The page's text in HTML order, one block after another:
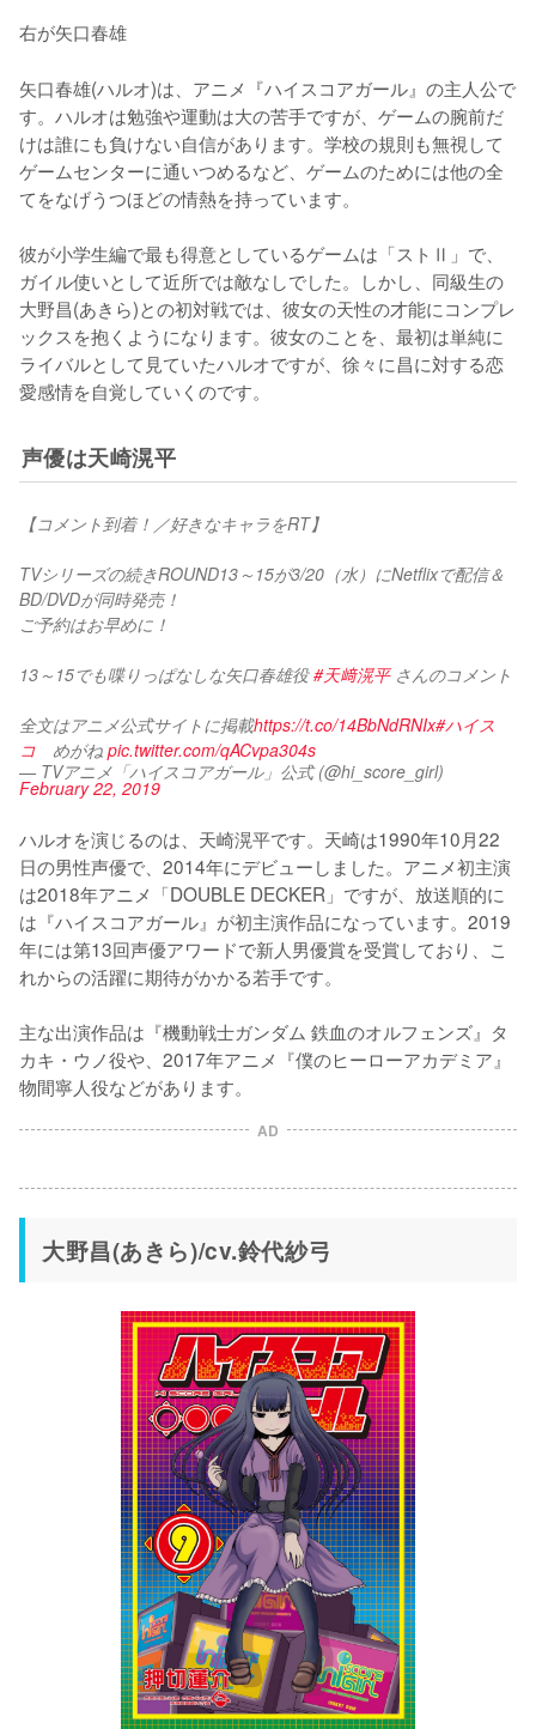
右が矢口春雄
矢口春雄(ハルオ)は、アニメ『ハイスコアガール』の主人公で
す。ハルオは勉強や運動は大の苦手ですが、ゲームの腕前だ
けは誰にも負けない自信があります。学校の規則も無視して
ゲームセンターに通いつめるなど、ゲームのためには他の全
てをなげうつほどの情熱を持っています。
彼が小学生編で最も得意としているゲームは「ストⅡ」で、
ガイル使いとして近所では敵なしでした。しかし、同級生の
大野昌(あきら)との初対戦では、彼女の天性の才能にコンプレ
ックスを抱くようになります。彼女のことを、最初は単純に
ライバルとして見ていたハルオですが、徐々に昌に対する恋
愛感情を自覚していくのです。
声優は天崎滉平
【コメント到着！／好きなキャラをRT】
TVシリーズの続きROUND13～15が3/20（水）にNetflixで配信＆
BD/DVDが同時発売！
ご予約はお早めに！
13～15でも喋りっぱなしな矢口春雄役 #天﨑滉平 さんのコメント
全文はアニメ公式サイトに掲載https://t.co/14BbNdRNIx#ハイス
コ めがね pic.twitter.com/qACvpa304s
— TVアニメ「ハイスコアガール」公式 (@hi_score_girl)
February 22, 2019
ハルオを演じるのは、天崎滉平です。天崎は1990年10月22
日の男性声優で、2014年にデビューしました。アニメ初主演
は2018年アニメ「DOUBLE DECKER」ですが、放送順的に
は『ハイスコアガール』が初主演作品になっています。2019
年には第13回声優アワードで新人男優賞を受賞しており、こ
れからの活躍に期待がかかる若手です。
主な出演作品は『機動戦士ガンダム 鉄血のオルフェンズ』タ
カキ・ウノ役や、2017年アニメ『僕のヒーローアカデミア』
物間寧人役などがあります。
AD
大野昌(あきら)/cv.鈴代紗弓